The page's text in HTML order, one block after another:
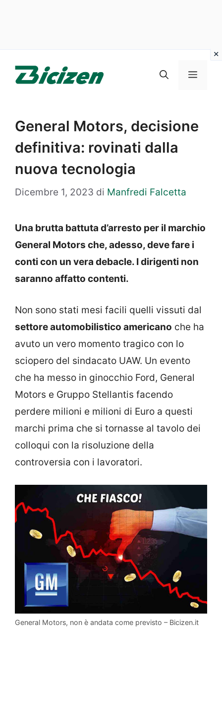
Menu
General Motors, decisione
definitiva: rovinati dalla
nuova tecnologia
Dicembre 1, 2023 di Manfredi Falcetta
Una brutta battuta d’arresto per il marchio
General Motors che, adesso, deve fare i
conti con un vera debacle. I dirigenti non
saranno affatto contenti.
Non sono stati mesi facili quelli vissuti dal
settore automobilistico americano che ha
avuto un vero momento tragico con lo
sciopero del sindacato UAW. Un evento
che ha messo in ginocchio Ford, General
Motors e Gruppo Stellantis facendo
perdere milioni e milioni di Euro a questi
marchi prima che si tornasse al tavolo dei
colloqui con la risoluzione della
controversia con i lavoratori.
General Motors, non è andata come previsto – Bicizen.it